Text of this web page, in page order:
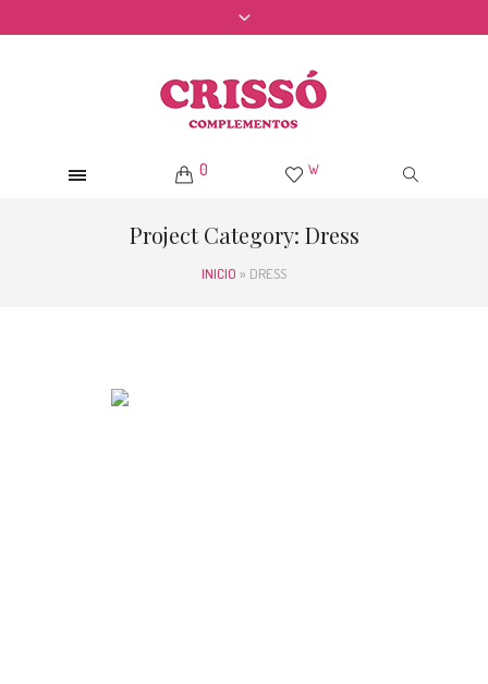
0 W
Project Category: Dress
INICIO » DRESS